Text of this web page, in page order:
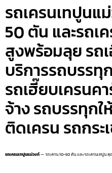
รถเครนเทปูนแ
50 ตัน และรถ
สูงพร้อมลุย รถ
บริการรถบรรทุ
รถเฮี๊ยบเครนค
จ้าง รถบรรทุกใ
ติดเครน รถกร
รถเครนเทปูนแม่วงก์— รถเครน 10-50 ตัน และรถเครนเทปูน